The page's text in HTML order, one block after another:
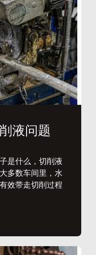
液问题
是什么，切削液
多数车间里，水
效带走切削过程